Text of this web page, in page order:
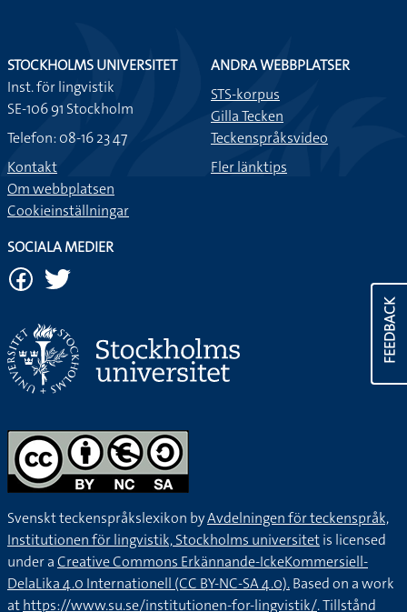
FEEDBACK
STOCKHOLMS UNIVERSITET
Inst. för lingvistik
SE-106 91 Stockholm
Telefon: 08-16 23 47
Kontakt
Om webbplatsen
Cookieinställningar
ANDRA WEBBPLATSER
STS-korpus
Gilla Tecken
Teckenspråksvideo
Fler länktips
SOCIALA MEDIER
Svenskt teckenspråkslexikon byAvdelningen för teckenspråk,
Institutionen för lingvistik, Stockholms universitetis licensed
under aCreative Commons Erkännande-IckeKommersiell-
DelaLika 4.0 Internationell (CC BY-NC-SA 4.0).Based on a work
athttps://www.su.se/institutionen-for-lingvistik/. Tillstånd